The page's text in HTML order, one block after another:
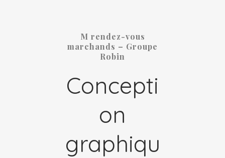
M rendez-vous
marchands – Groupe
Robin
Concepti
on
graphiqu